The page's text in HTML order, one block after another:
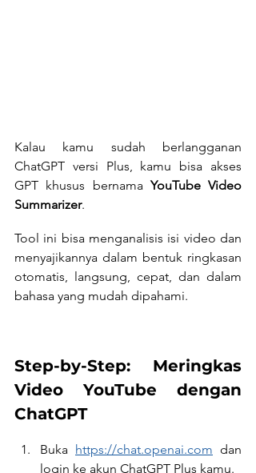
Kalau kamu sudah berlangganan
ChatGPT versi Plus, kamu bisa akses
GPT khusus bernama YouTube Video
Summarizer.
Tool ini bisa menganalisis isi video dan
menyajikannya dalam bentuk ringkasan
otomatis, langsung, cepat, dan dalam
bahasa yang mudah dipahami.
Step-by-Step: Meringkas
Video YouTube dengan
ChatGPT
Buka https://chat.openai.com dan
login ke akun ChatGPT Plus kamu.